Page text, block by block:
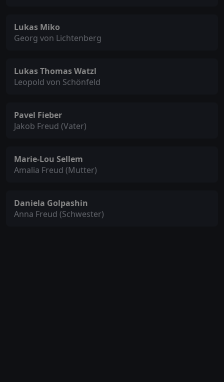
Lukas Miko
Georg von Lichtenberg
Lukas Thomas Watzl
Leopold von Schönfeld
Pavel Fieber
Jakob Freud (Vater)
Marie-Lou Sellem
Amalia Freud (Mutter)
Daniela Golpashin
Anna Freud (Schwester)